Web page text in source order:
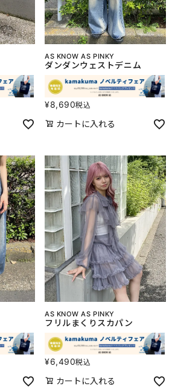
AS KNOW AS PINKY
ダンダンウェストデニム
¥8,690税込
カートに入れる
AS KNOW AS PINKY
フリルまくりスカパン
¥6,490税込
カートに入れる